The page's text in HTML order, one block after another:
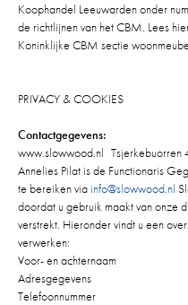
Koophandel Leeuwarden onder
de richtlijnen van het CBM. Lees
Koninklijke CBM sectie
PRIVACY & COOKIES
Contactgegevens:
www.slowwood.nl
Annelies Pilat is de Functionaris
te bereiken viainfo@slowwood.nl
doordat u gebruik maakt van onze
verstrekt. Hieronder vindt u een
verwerken:
Voor- en achternaam
Adresgegevens
Telefoonnummer